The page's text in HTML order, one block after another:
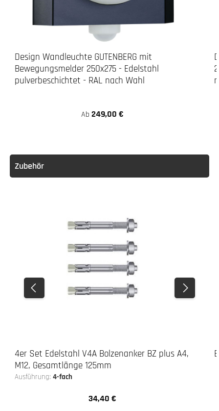
Design Wandleuchte GUTENBERG mit
Bewegungsmelder 250x275 - Edelstahl
pulverbeschichtet - RAL nach Wahl
Ab 249,00 €
Zubehör
4er Set Edelstahl V4A Bolzenanker BZ plus A4,
M12, Gesamtlänge 125mm
Ausführung:4-fach
Regulärer Preis:
34,40 €